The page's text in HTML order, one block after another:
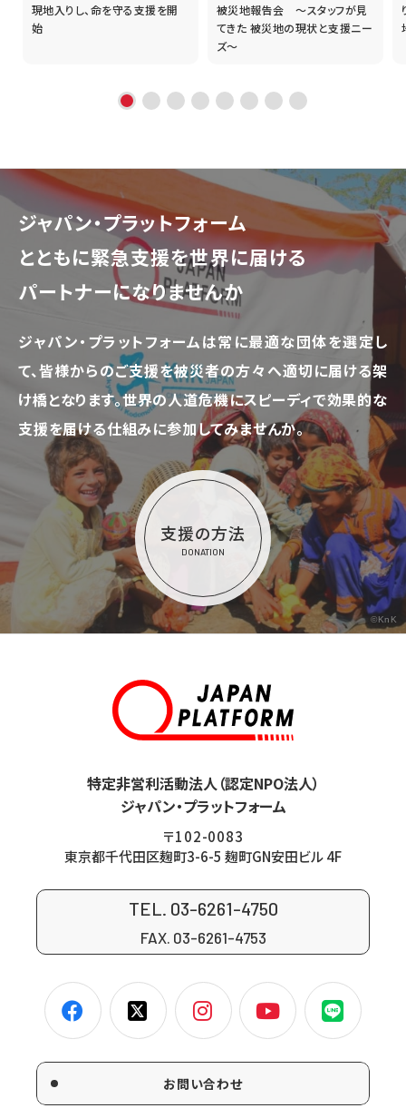
現地入りし、命を守る支援を開
始
被災地報告会 ～スタッフが見
てきた 被災地の現状と支援ニー
ズ～
ジャパン・プラットフォーム
とともに緊急支援を世界に届ける
パートナーになりませんか
ジャパン・プラットフォームは常に最適な団体を選定し
て、皆様からのご支援を被災者の方々へ適切に届ける架
け橋となります。世界の人道危機にスピーディで効果的な
支援を届ける仕組みに参加してみませんか。
支援の方法
DONATION
©KnK
特定非営利活動法人（認定NPO法人）
ジャパン・プラットフォーム
〒102-0083
東京都千代田区麹町3-6-5 麹町GN安田ビル 4F
TEL. 03-6261-4750
FAX. 03-6261-4753
お問い合わせ